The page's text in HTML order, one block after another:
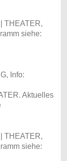
THEATER,
siehe:
Info:
Aktuelles
THEATER,
siehe: